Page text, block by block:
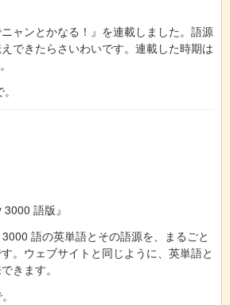
ャンとかなる！』を連載しました。語源
できたらさいわいです。連載した時期は
語版』
語の英単語とその語源を、まるごと
。ウェブサイトと同じように、英単語と
きます。